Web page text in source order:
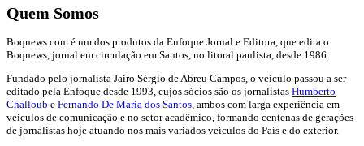
Quem Somos
Boqnews.com é um dos produtos da Enfoque Jornal e Editora, que edita o
Boqnews, jornal em circulação em Santos, no litoral paulista, desde 1986.
Fundado pelo jornalista Jairo Sérgio de Abreu Campos, o veículo passou a ser
editado pela Enfoque desde 1993, cujos sócios são os jornalistas Humberto
Challoub e Fernando De Maria dos Santos , ambos com larga experiência em
veículos de comunicação e no setor acadêmico, formando centenas de gerações
de jornalistas hoje atuando nos mais variados veículos do País e do exterior.